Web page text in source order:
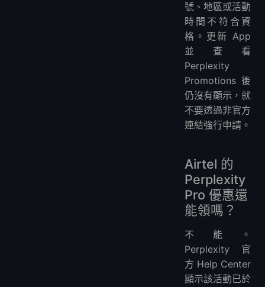
號、地區或活動
時間不符合資
格。更新 App
並查看
Perplexity
Promotions 後
仍沒有顯示，就
不要透過非官方
連結強行申請。
Airtel 的
Perplexity
Pro 優惠還
能領嗎？
不能。
Perplexity 官
方 Help Center
顯示該活動已於